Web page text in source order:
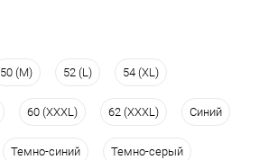
50 (M) 52 (L) 54 (XL)
60 (XXXL) 62 (XXXL) Синий
Темно-синий Темно-серый